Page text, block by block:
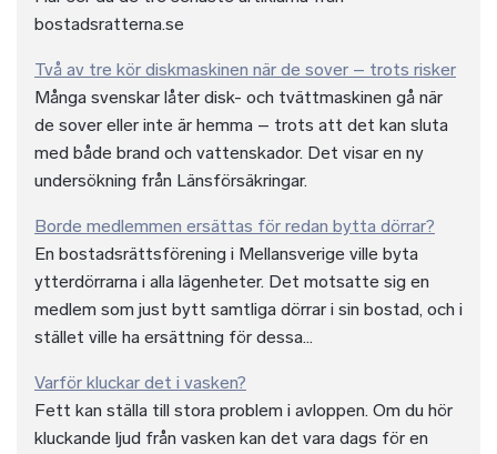
bostadsratterna.se
Två av tre kör diskmaskinen när de sover – trots risker
Många svenskar låter disk- och tvättmaskinen gå när
de sover eller inte är hemma – trots att det kan sluta
med både brand och vattenskador. Det visar en ny
undersökning från Länsförsäkringar.
Borde medlemmen ersättas för redan bytta dörrar?
En bostadsrättsförening i Mellansverige ville byta
ytterdörrarna i alla lägenheter. Det motsatte sig en
medlem som just bytt samtliga dörrar i sin bostad, och i
stället ville ha ersättning för dessa...
Varför kluckar det i vasken?
Fett kan ställa till stora problem i avloppen. Om du hör
kluckande ljud från vasken kan det vara dags för en